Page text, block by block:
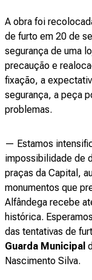
A obra foi
de furto em 20 de
segurança de uma
precaução e
fixação, a
segurança, a peça
problemas.
— Estamos
impossibilidade de
praças da Capital,
monumentos que
Alfândega recebe
histórica.
das tentativas de
Guarda Municipal
Nascimento Silva.